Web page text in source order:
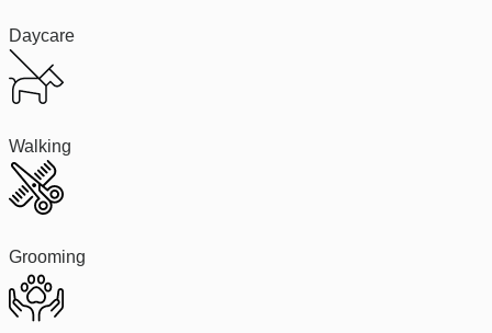
Daycare
Walking
Grooming